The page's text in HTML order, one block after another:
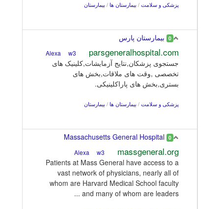
پزشکی و سلامت / بیمارستان ها / بیمارستان
0 بیمارستان پارس
parsgeneralhospital.com
w3
جستجوی پزشکان,نتایج آزمایشات,کلینیک های
تخصصی ,وقت های ملاقات,بخش های
بستری,بخش های پاراکلینیکی.
پزشکی و سلامت / بیمارستان ها / بیمارستان
0
Massachusetts General Hospital
massgeneral.org
w3
Patients at Mass General have access to a
vast network of physicians, nearly all of
whom are Harvard Medical School faculty
and many of whom are leaders ...